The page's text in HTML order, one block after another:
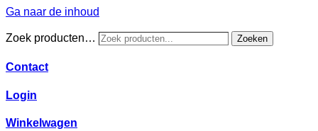
Ga naar de inhoud
Zoek producten… Zoeken
Contact
Login
Winkelwagen